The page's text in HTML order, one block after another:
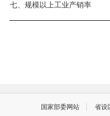
七、规模以上工业产销率
（此件
国家部委网站 省设